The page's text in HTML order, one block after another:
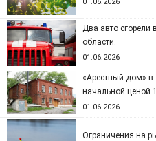
Два авто сгорели
области.
01.06.2026
«Арестный дом» в
начальной ценой
01.06.2026
Ограничения на